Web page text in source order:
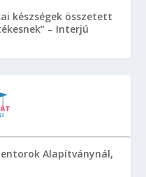
készségek összetett
– Interjú
Alapítványnál,